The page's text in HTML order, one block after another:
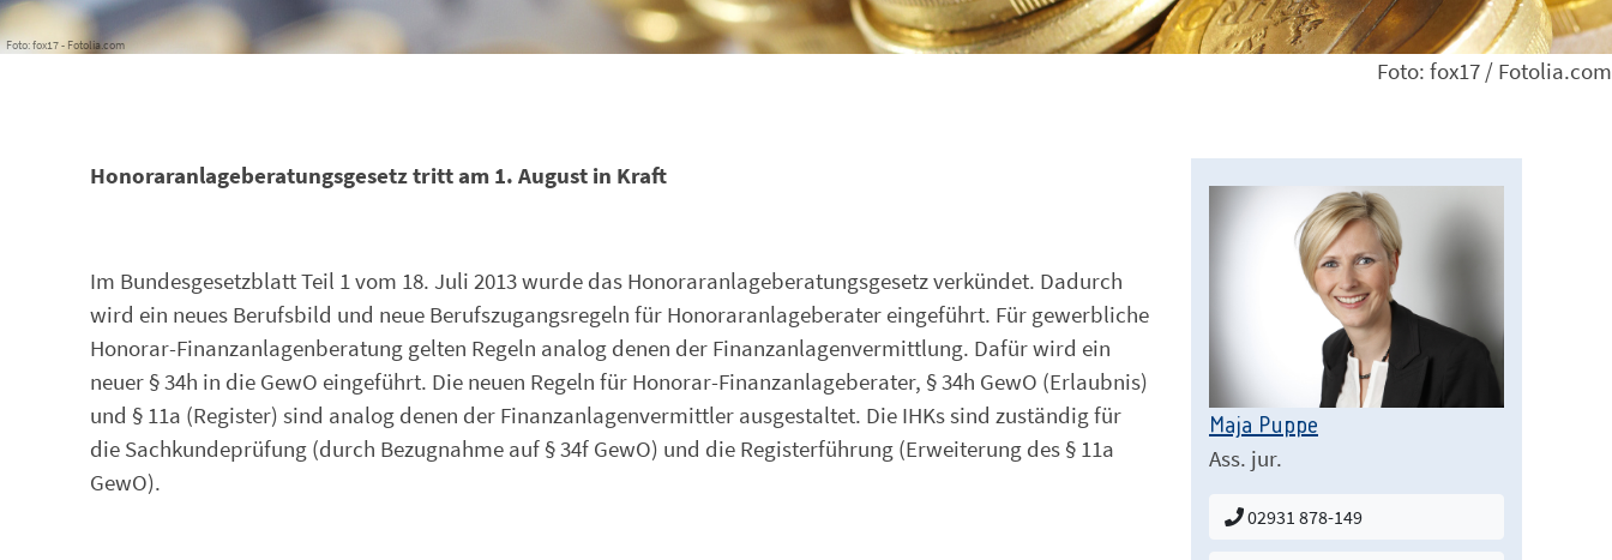
Foto: fox17 - Fotolia.com
Foto: fox17 / Fotolia.com
Honoraranlageberatungsgesetz tritt am 1. August in Kraft
Im Bundesgesetzblatt Teil 1 vom 18. Juli 2013 wurde das Honoraranlageberatungsgesetz verkündet. Dadurch
wird ein neues Berufsbild und neue Berufszugangsregeln für Honoraranlageberater eingeführt. Für gewerbliche
Honorar-Finanzanlagenberatung gelten Regeln analog denen der Finanzanlagenvermittlung. Dafür wird ein
neuer § 34h in die GewO eingeführt. Die neuen Regeln für Honorar-Finanzanlageberater, § 34h GewO (Erlaubnis)
und § 11a (Register) sind analog denen der Finanzanlagenvermittler ausgestaltet. Die IHKs sind zuständig für
die Sachkundeprüfung (durch Bezugnahme auf § 34f GewO) und die Registerführung (Erweiterung des § 11a
GewO).
Maja Puppe
Ass. jur.
02931 878-149